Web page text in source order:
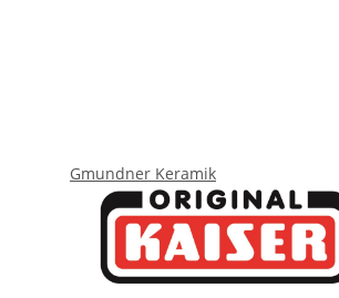
Gmundner Keramik